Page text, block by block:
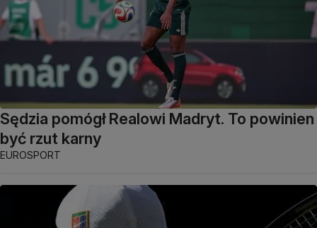
Sędzia pomógł Realowi Madryt. To powinien
być rzut karny
EUROSPORT